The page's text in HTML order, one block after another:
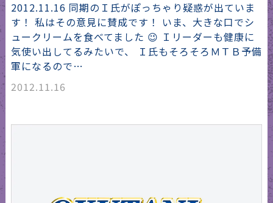
2012.11.16 同期のＩ氏がぽっちゃり疑惑が出ていま
す！ 私はその意見に賛成です！ いま、大きな口でシ
ュークリームを食べてました 😉 Ｉリーダーも健康に
気使い出してるみたいで、 Ｉ氏もそろそろＭＴＢ予備
軍になるので…
2012.11.16